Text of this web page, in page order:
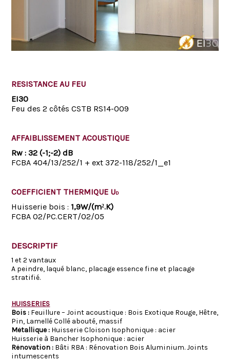
RESISTANCE AU FEU
EI30
Feu des 2 côtés CSTB RS14-009
AFFAIBLISSEMENT ACOUSTIQUE
Rw : 32 (-1;-2) dB
FCBA 404/13/252/1 + ext 372-118/252/1_e1
COEFFICIENT THERMIQUE UD
Huisserie bois : 1,9W/(m².K)
FCBA 02/PC.CERT/02/05
DESCRIPTIF
1 et 2 vantaux
A peindre, laqué blanc, placage essence fine et placage
stratifié.
HUISSERIES
Bois : Feuillure – Joint acoustique : Bois Exotique Rouge, Hêtre,
Pin, Lamellé Collé abouté, massif
Métallique : Huisserie Cloison Isophonique : acier
Huisserie à Bancher Isophonique : acier
Rénovation : Bâti RBA : Rénovation Bois Aluminium. Joints
intumescents